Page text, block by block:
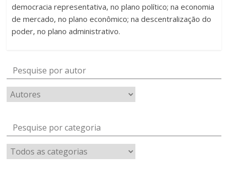
democracia representativa, no plano político; na economia
de mercado, no plano econômico; na descentralização do
poder, no plano administrativo.
Pesquise por autor
Pesquise por categoria